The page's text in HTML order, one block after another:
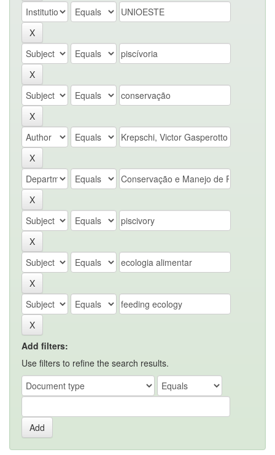
Add filters:
Use filters to refine the search results.